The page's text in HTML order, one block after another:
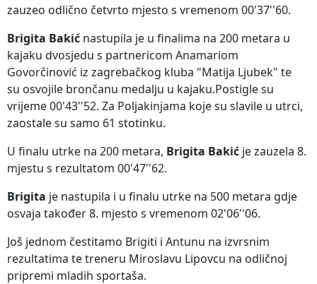
zauzeo odlično četvrto mjesto s vremenom 00'37''60.
Brigita Bakić nastupila je u finalima na 200 metara u
kajaku dvosjedu s partnericom Anamariom
Govorčinović iz zagrebačkog kluba "Matija Ljubek" te
su osvojile brončanu medalju u kajaku.Postigle su
vrijeme 00'43''52. Za Poljakinjama koje su slavile u utrci,
zaostale su samo 61 stotinku.
U finalu utrke na 200 metara, Brigita Bakić je zauzela 8.
mjestu s rezultatom 00'47''62.
Brigita je nastupila i u finalu utrke na 500 metara gdje
osvaja također 8. mjesto s vremenom 02'06''06.
Još jednom čestitamo Brigiti i Antunu na izvrsnim
rezultatima te treneru Miroslavu Lipovcu na odličnoj
pripremi mladih sportaša.